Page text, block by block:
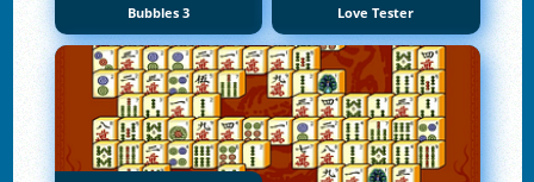
Bubbles 3 Love Tester